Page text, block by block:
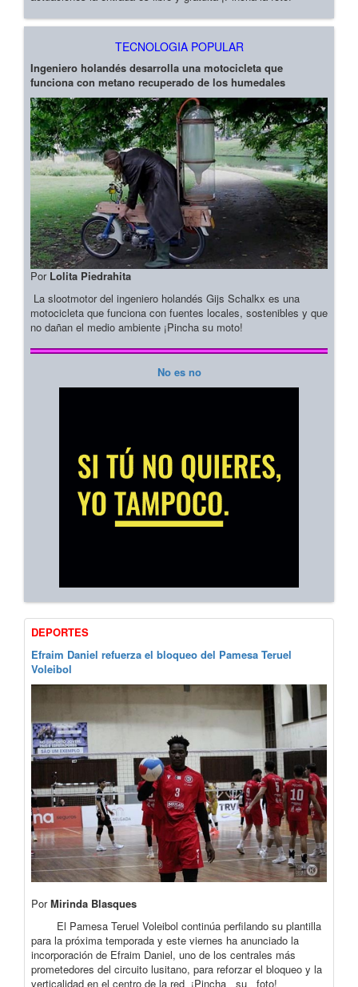
TECNOLOGIA POPULAR
Ingeniero holandés desarrolla una motocicleta que
funciona con metano recuperado de los humedales
Por Lolita Piedrahita
La slootmotor del ingeniero holandés Gijs Schalkx es una
motocicleta que funciona con fuentes locales, sostenibles y que
no dañan el medio ambiente ¡Pincha su moto!
No es no
DEPORTES
Efraim Daniel refuerza el bloqueo del Pamesa Teruel
Voleibol
PorMirinda Blasques
El Pamesa Teruel Voleibol continúa perfilando su plantilla
para la próxima temporada y este viernes ha anunciado la
incorporación de Efraim Daniel, uno de los centrales más
prometedores del circuito lusitano, para reforzar el bloqueo y la
verticalidad en el centro de la red ¡Pincha su foto!